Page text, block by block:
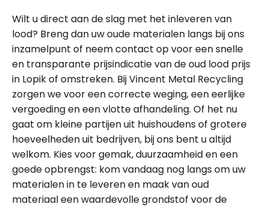
Wilt u direct aan de slag met het inleveren van
lood? Breng dan uw oude materialen langs bij ons
inzamelpunt of neem contact op voor een snelle
en transparante prijsindicatie van de oud lood prijs
in Lopik of omstreken. Bij Vincent Metal Recycling
zorgen we voor een correcte weging, een eerlijke
vergoeding en een vlotte afhandeling. Of het nu
gaat om kleine partijen uit huishoudens of grotere
hoeveelheden uit bedrijven, bij ons bent u altijd
welkom. Kies voor gemak, duurzaamheid en een
goede opbrengst: kom vandaag nog langs om uw
materialen in te leveren en maak van oud
materiaal een waardevolle grondstof voor de